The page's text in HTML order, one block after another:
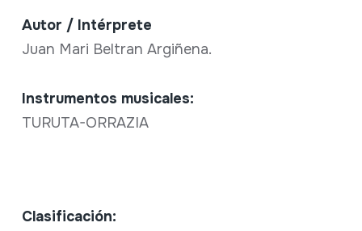
Autor / Intérprete
Juan Mari Beltran Argiñena.
Instrumentos musicales:
TURUTA-ORRAZIA
Clasificación: